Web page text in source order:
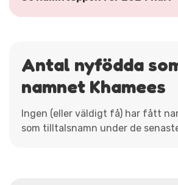
Antal nyfödda
namnet Khamees
Ingen (eller väldigt få) har fått
som tilltalsnamn under de